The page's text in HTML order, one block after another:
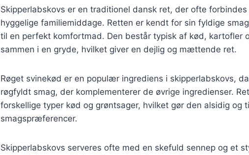
Skipperlabskovs er en traditionel dansk ret, der ofte
hyggelige familiemiddage. Retten er kendt for sin fyldige
til en perfekt komfortmad. Den består typisk af kød, kartofler
sammen i en gryde, hvilket giver en dejlig og mættende ret.
Røget svinekød er en populær ingrediens i skipperlabskovs,
røgfyldt smag, der komplementerer de øvrige ingredienser.
forskellige typer kød og grøntsager, hvilket gør den alsidig og
smagspræferencer.
Skipperlabskovs serveres ofte med en skefuld sennep og et